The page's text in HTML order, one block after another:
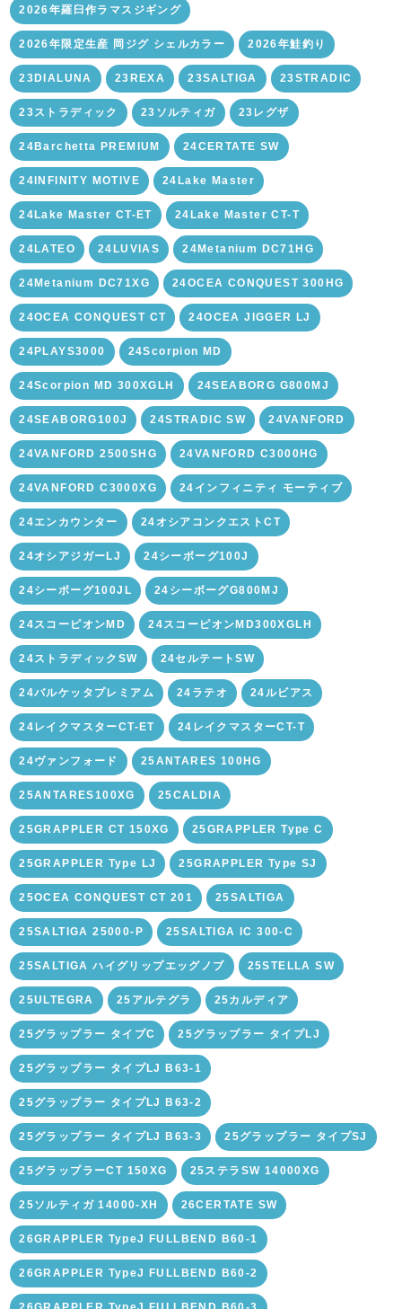
2026年羅臼作ラマスジギング
2026年限定生産 岡ジグ シェルカラー 2026年鮭釣り
23DIALUNA 23REXA 23SALTIGA 23STRADIC
23ストラディック 23ソルティガ 23レグザ
24Barchetta PREMIUM 24CERTATE SW
24INFINITY MOTIVE 24Lake Master
24Lake Master CT-ET 24Lake Master CT-T
24LATEO 24LUVIAS 24Metanium DC71HG
24Metanium DC71XG 24OCEA CONQUEST 300HG
24OCEA CONQUEST CT 24OCEA JIGGER LJ
24PLAYS3000 24Scorpion MD
24Scorpion MD 300XGLH 24SEABORG G800MJ
24SEABORG100J 24STRADIC SW 24VANFORD
24VANFORD 2500SHG 24VANFORD C3000HG
24VANFORD C3000XG 24インフィニティ モーティブ
24エンカウンター 24オシアコンクエストCT
24オシアジガーLJ 24シーボーグ100J
24シーボーグ100JL 24シーボーグG800MJ
24スコーピオンMD 24スコーピオンMD300XGLH
24ストラディックSW 24セルテートSW
24バルケッタプレミアム 24ラテオ 24ルビアス
24レイクマスターCT-ET 24レイクマスターCT-T
24ヴァンフォード 25ANTARES 100HG
25ANTARES100XG 25CALDIA
25GRAPPLER CT 150XG 25GRAPPLER Type C
25GRAPPLER Type LJ 25GRAPPLER Type SJ
25OCEA CONQUEST CT 201 25SALTIGA
25SALTIGA 25000-P 25SALTIGA IC 300-C
25SALTIGA ハイグリップエッグノブ 25STELLA SW
25ULTEGRA 25アルテグラ 25カルディア
25グラップラー タイプC 25グラップラー タイプLJ
25グラップラー タイプLJ B63-1
25グラップラー タイプLJ B63-2
25グラップラー タイプLJ B63-3 25グラップラー タイプSJ
25グラップラーCT 150XG 25ステラSW 14000XG
25ソルティガ 14000-XH 26CERTATE SW
26GRAPPLER TypeJ FULLBEND B60-1
26GRAPPLER TypeJ FULLBEND B60-2